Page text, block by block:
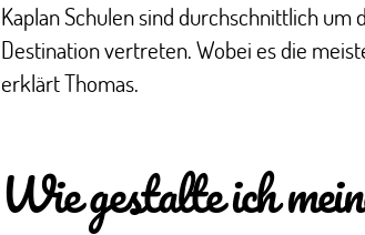
Kaplan Schulen sind durchschnittlich um
Destination vertreten. Wobei es die
erklärt Thomas.
Wie gestalte ich